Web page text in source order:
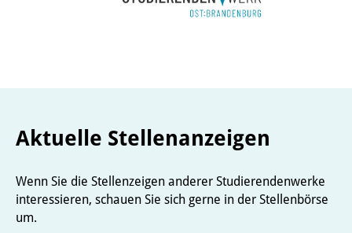
Aktuelle Stellenanzeigen
Wenn Sie die Stellenzeigen anderer Studierendenwerke
interessieren, schauen Sie sich gerne in der Stellenbörse
um.